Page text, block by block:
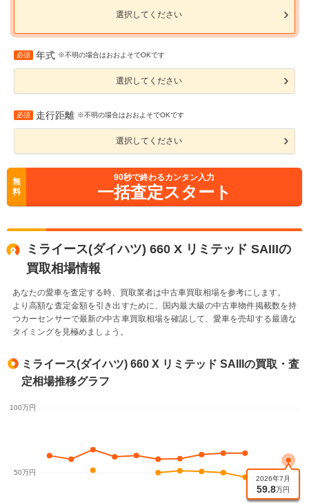
選択してください
必須 年式 ※不明の場合はおおよそでOKです
選択してください
必須 走行距離 ※不明の場合はおおよそでOKです
選択してください
無
料
90秒で終わるカンタン入力
一括査定スタート
ミライース(ダイハツ) 660 X リミテッド SAIIIの
買取相場情報
あなたの愛車を査定する時、買取業者は中古車買取相場を参考にします。
より高額な査定金額を引き出すために、国内最大級の中古車物件掲載数を持
つカーセンサーで最新の中古車買取相場を確認して、愛車を売却する最適な
タイミングを見極めましょう。
ミライース(ダイハツ) 660 X リミテッド SAIIIの買取・査
定相場推移グラフ